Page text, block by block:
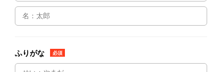
ふりがな 必須